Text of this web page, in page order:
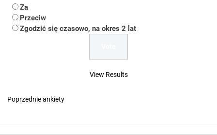
Za
Przeciw
Zgodzić się czasowo, na okres 2 lat
View Results
Poprzednie ankiety